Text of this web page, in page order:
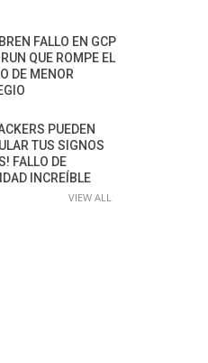
FALLO EN GCP
QUE ROMPE EL
DE MENOR
PUEDEN
TUS SIGNOS
FALLO DE
INCREÍBLE
VIEW ALL